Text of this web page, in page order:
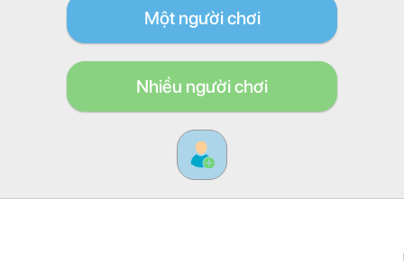
Một người chơi
Nhiều người chơi